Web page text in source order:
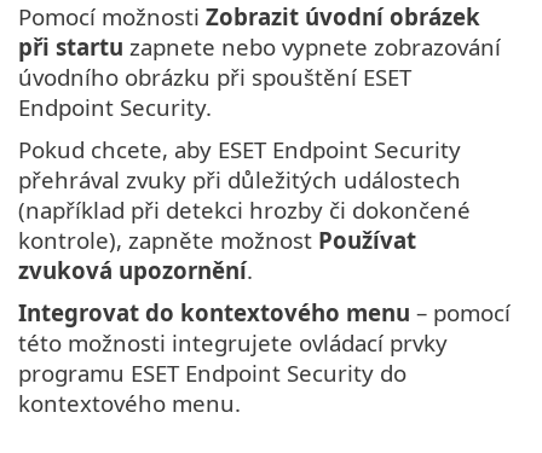
Pomocí možnosti Zobrazit úvodní obrázek
při startu zapnete nebo vypnete zobrazování
úvodního obrázku při spouštění ESET
Endpoint Security.
Pokud chcete, aby ESET Endpoint Security
přehrával zvuky při důležitých událostech
(například při detekci hrozby či dokončené
kontrole), zapněte možnost Používat
zvuková upozornění.
Integrovat do kontextového menu – pomocí
této možnosti integrujete ovládací prvky
programu ESET Endpoint Security do
kontextového menu.